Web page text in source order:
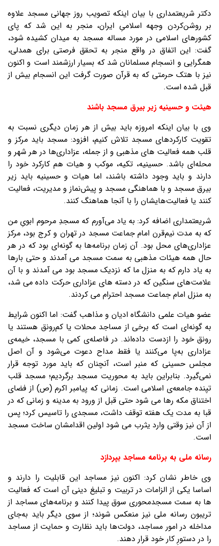
دکتر شریعتمداری با بیان اینکه تصویب روز جهانی مسجد علاوه
بر روشن‌کردن وجهه‌ اسلامیِ ایران، منجر به این شد که پای
کشورهای اسلامی در مورد مساله مسجد به میدان کشیده شود،
گفت: این اتفاق در واقع منجر به تحقق فرصتی برای همدلی،
همگرایی و انسجام مسلمانان شد که بسیار ارزشمند است و اکنون
نیز با هتک حرمتی که به قرآن صورت گرفت این انسجام بیش از
قبل شده است.
هیئت و حسینیه زیر بیرق مسجد باشند
وی با بیان اینکه امروزه باید بیش از هر زمان دیگری نسبت به
تقویت کارکردهای مسجد تلاش کنیم، افزود: مسجد باید مرکز و
قلب همه‌ فعالیت های مذهبی و از جمله، عزاداری‌ها در هر شهر و
محله‌ای باشد. حسینیه، تکیه، موکب و هیات هم کارکرد خود را
دارند و باید وجود داشته باشند، اما هیات و حسینیه باید زیر
بیرق مسجد و با هماهنگی مسجد و پیش‌نماز و مدیریت، فعالیت
کنند یا فعالیت‌هایشان را با آنجا هماهنگ کنند.
شریعتمداری اضافه کرد: به یاد می‌آورم که مسجدِ مرحوم ابویِ من
که به مدت نیم‌قرن امام جماعت مسجد در تهران و کرج بود، مرکز
عزاداری‌های محل بود. آن زمان برنامه‌ها به گونه‌ای بود که در هر
حال همه هیئات مذهبی به سمت مسجد می آمدند و حتی بارها
به یاد دارم که به منزل ما که نزدیک مسجد بود می آمدند و با آن
علامت‌های سنگین که در دسته های عزاداری حرکت داده می شد،
به منزل امام جماعت مسجد احترام می کردند.
عضو هیات علمی دانشگاه ادیان و مذاهب گفت: اما اکنون شرایط
به گونه‌ای است که برخی از مساجد محلات یا کم‌رونق هستند یا
رونق خود را ازدست داده‌اند. در فاصله‌ی کمی با مسجد، خیمه‌ی
عزاداری به‌پا می‌کنند یا فقط مداح دعوت می‌شود و آن اصل
مجلس حسینی که منبر است، آنچنان که باید مورد توجه قرار
نمی‌گیرد. بنابراین باید به محوریت مسجد برگردیم؛ مسجد قلب
تپنده جامعه‌ی اسلامی است. زمانی که پیامبر اکرم (ص) از فضای
اختناق مکه رها می شود حتی قبل از ورود به مدینه و زمانی که در
قبا به مدت یک هفته توقف داشت، مسجدی را تاسیس کرد؛ پس
از آن نیز وقتی وارد یثرب می شود اولین اقدامشان ساخت مسجد
است.
رسانه ملی به برنامه مساجد بپردازد
وی خاطر نشان کرد: اکنون نیز مساجد این قابلیت را دارند و
اساسا یکی از الزامات در تربیت و تبلیغ دینی آن است که فعالیت
ها به سمت مسجدمحوری سوق پیدا کنند و برنامه‌های مساجد از
تریبون رسانه ملی نیز منعکس شوند؛ از سوی دیگر باید به‌جای
مداخله در امور مساجد، دولت‌ها باید نظارت و حمایت از مساجد
را در دستورِ کار خود قرار دهند.